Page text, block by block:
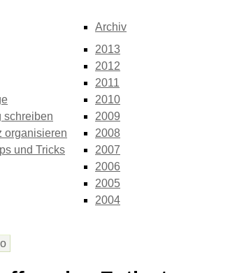
schreiben
organisieren
und Tricks
Archiv
2013
2012
2011
2010
2009
2008
2007
2006
2005
2004